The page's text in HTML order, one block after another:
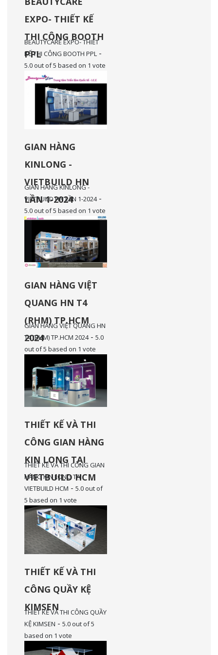
EXPO- THIẾT KẾ
THI CÔNG BOOTH
PPL
BEAUTYCARE EXPO- THIẾT
KẾ THI CÔNG BOOTH PPL -
5.0out of5 based on 1 vote
GIAN HÀNG
KINLONG -
VIETBUILD HN
LẦN 1-2024
GIAN HÀNG KINLONG -
VIETBUILD HN LẦN 1-2024-
5.0out of5 based on 1 vote
GIAN HÀNG VIỆT
QUANG HN T4
(RHM) TP.HCM
2024
GIAN HÀNG VIỆT QUANG HN
T4 (RHM) TP.HCM 2024- 5.0
out of5 based on 1 vote
THIẾT KẾ VÀ THI
CÔNG GIAN HÀNG
KIN LONG TẠI
VIETBUILD HCM
THIẾT KẾ VÀ THI CÔNG GIAN
HÀNG KIN LONG TẠI
VIETBUILD HCM - 5.0out of
5 based on 1 vote
THIẾT KẾ VÀ THI
CÔNG QUẦY KỆ
KIMSEN
THIẾT KẾ VÀ THI CÔNG QUẦY
KỆ KIMSEN - 5.0out of5
based on 1 vote